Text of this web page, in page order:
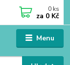
Menu
0 ks
za 0 Kč